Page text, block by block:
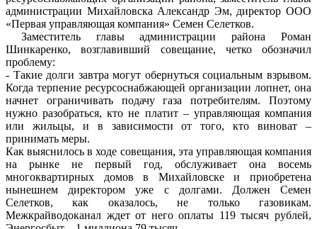
администрации Михайловска Александр Эм, директор ООО
«Первая управляющая компания» Семен Селетков.
Заместитель главы администрации района Роман
Шинкаренко, возглавивший совещание, четко обозначил
проблему:
- Такие долги завтра могут обернуться социальным взрывом.
Когда терпение ресурсоснабжающей организации лопнет, она
начнет ограничивать подачу газа потребителям. Поэтому
нужно разобраться, кто не платит – управляющая компания
или жильцы, и в зависимости от того, кто виноват –
принимать меры.
Как выяснилось в ходе совещания, эта управляющая компания
на рынке не первый год, обслуживает она восемь
многоквартирных домов в Михайловске и приобретена
нынешнем директором уже с долгами. Должен Семен
Селетков, как оказалось, не только газовикам.
Межкрайводоканал ждет от него оплаты 119 тысяч рублей,